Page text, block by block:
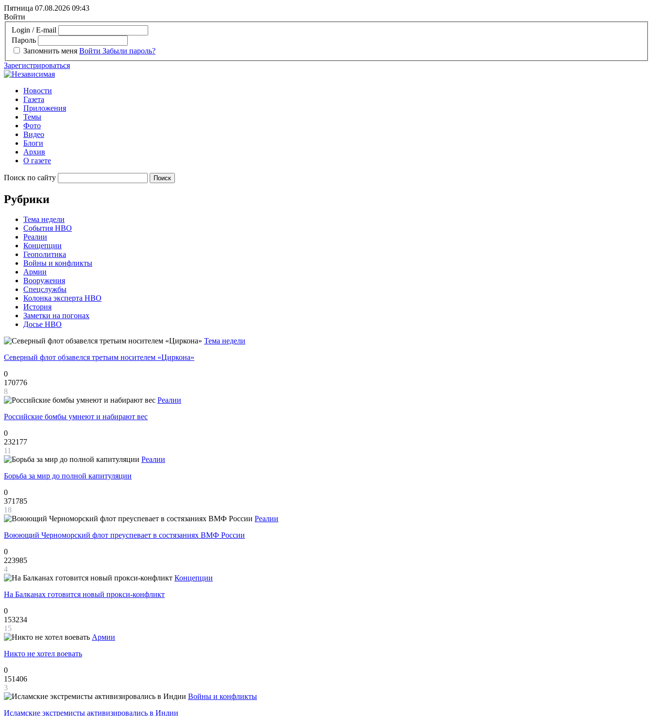
Пятница 07.08.2026 09:43
Войти
Login / E-mail
Пароль
Запомнить меня Войти Забыли пароль?
Зарегистрироваться
Новости
Газета
Приложения
Темы
Фото
Видео
Блоги
Архив
О газете
Поиск по сайту
Рубрики
Тема недели
События НВО
Реалии
Концепции
Геополитика
Войны и конфликты
Армии
Вооружения
Спецслужбы
Колонка эксперта НВО
История
Заметки на погонах
Досье НВО
Тема недели
Северный флот обзавелся третьим носителем «Циркона»
0
170776
8
Реалии
Российские бомбы умнеют и набирают вес
0
232177
11
Реалии
Борьба за мир до полной капитуляции
0
371785
18
Реалии
Воюющий Черноморский флот преуспевает в состязаниях ВМФ России
0
223985
4
Концепции
На Балканах готовится новый прокси-конфликт
0
153234
15
Армии
Никто не хотел воевать
0
151406
3
Войны и конфликты
Исламские экстремисты активизировались в Индии